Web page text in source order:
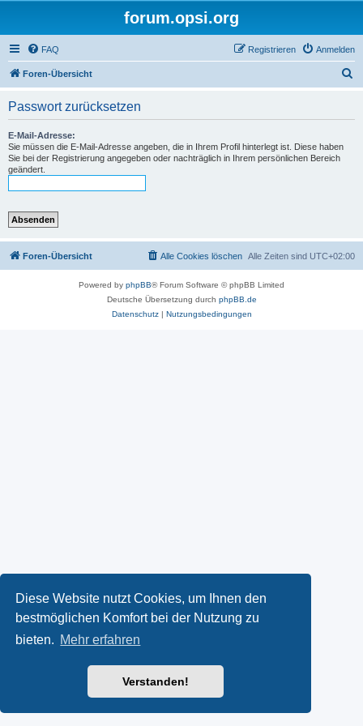
Diese Website nutzt Cookies, um Ihnen den
bestmöglichen Komfort bei der Nutzung zu
bieten. Mehr erfahren
Verstanden!
forum.opsi.org
FAQ Anmelden
Registrieren
Foren-Übersicht
Passwort zurücksetzen
E-Mail-Adresse:
Sie müssen die E-Mail-Adresse angeben, die in Ihrem Profil hinterlegt ist. Diese haben
Sie bei der Registrierung angegeben oder nachträglich in Ihrem persönlichen Bereich
geändert.
Foren-Übersicht Alle Zeiten sind UTC+02:00
Alle Cookies löschen
Powered by phpBB® Forum Software © phpBB Limited
Deutsche Übersetzung durch phpBB.de
Datenschutz| Nutzungsbedingungen